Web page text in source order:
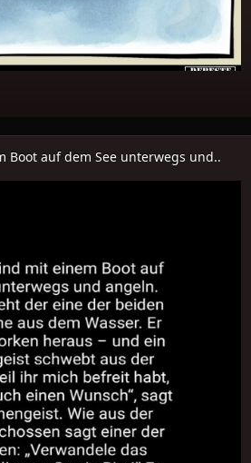
Boot auf dem See unterwegs und..